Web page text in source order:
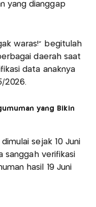
yang dianggap
waras!” begitulah
daerah saat
data anaknya
2026.
yang Bikin
sejak 10 Juni
sanggah verifikasi
hasil 19 Juni